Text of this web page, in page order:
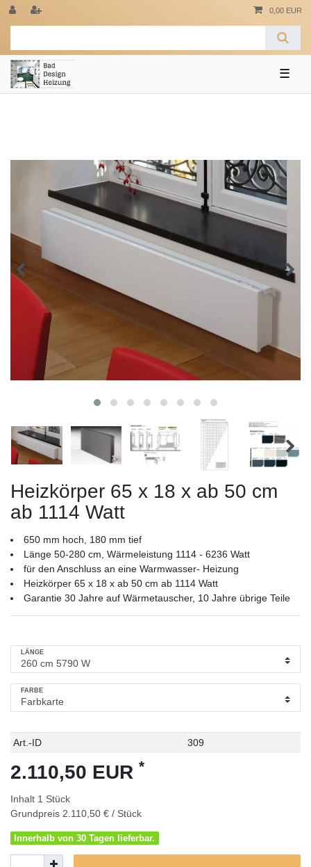
0,00 EUR
☰
Heizkörper 65 x 18 x ab 50 cm
ab 1114 Watt
650 mm hoch, 180 mm tief
Länge 50-280 cm, Wärmeleistung 1114 - 6236 Watt
für den Anschluss an eine Warmwasser- Heizung
Heizkörper 65 x 18 x ab 50 cm ab 1114 Watt
Garantie 30 Jahre auf Wärmetauscher, 10 Jahre übrige Teile
LÄNGE
FARBE
Technisches
Wert
Art.-ID 309
2.110,50 EUR *
Inhalt 1 Stück
Grundpreis 2.110,50 € / Stück
Innerhalb von 30 Tagen lieferbar.